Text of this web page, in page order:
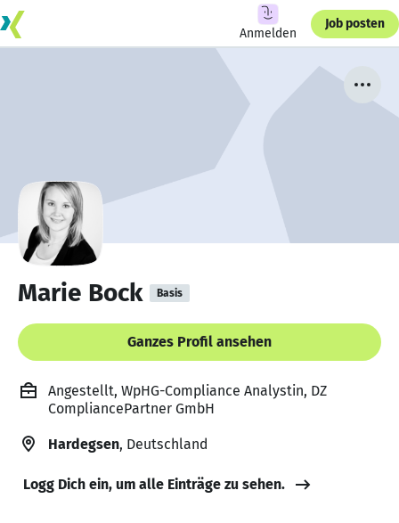
Anmelden
Job posten
Marie Bock Basis
Ganzes Profil ansehen
Angestellt, WpHG-Compliance Analystin, DZ
CompliancePartner GmbH
Hardegsen, Deutschland
Logg Dich ein, um alle Einträge zu sehen.